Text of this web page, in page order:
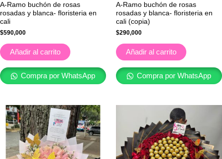
A-Ramo buchón de rosas
rosadas y blanca- floristeria en
cali
$590,000
Añadir al carrito
Compra por WhatsApp
A-Ramo buchón de rosas
rosadas y blanca- floristeria en
cali (copia)
$290,000
Añadir al carrito
Compra por WhatsApp